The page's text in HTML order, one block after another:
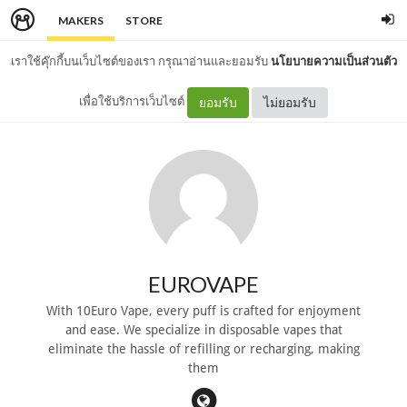
MAKERS STORE
เราใช้คุ๊กกี้บนเว็บไซต์ของเรา กรุณาอ่านและยอมรับนโยบายความเป็นส่วนตัว
เพื่อใช้บริการเว็บไซต์ ยอมรับ ไม่ยอมรับ
EUROVAPE
With 10Euro Vape, every puff is crafted for enjoyment
and ease. We specialize in disposable vapes that
eliminate the hassle of refilling or recharging, making
them